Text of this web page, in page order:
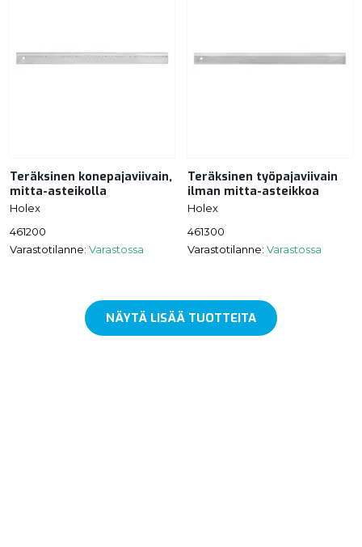
Teräksinen konepajaviivain,
mitta-asteikolla
Holex
461200
Varastotilanne: Varastossa
Teräksinen työpajaviivain
ilman mitta-asteikkoa
Holex
461300
Varastotilanne: Varastossa
NÄYTÄ LISÄÄ TUOTTEITA